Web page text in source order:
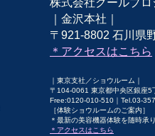
｜金沢本社｜
〒921-8802 石川県
＊アクセスはこちら
｜東京支社／ショウルーム｜
〒104-0061 東京都中央区銀座5
Free:0120-010-510｜Tel.03-
［体験ショウルームのご案内］
＊最新の美容機器体験を随時承
＊アクセスはこちら